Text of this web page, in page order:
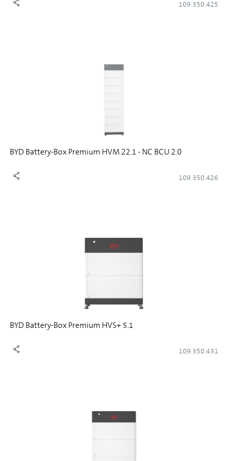
109.350.425
BYD Battery-Box Premium HVM 22.1 - NC BCU 2.0
109.350.426
BYD Battery-Box Premium HVS+ 5.1
109.350.431